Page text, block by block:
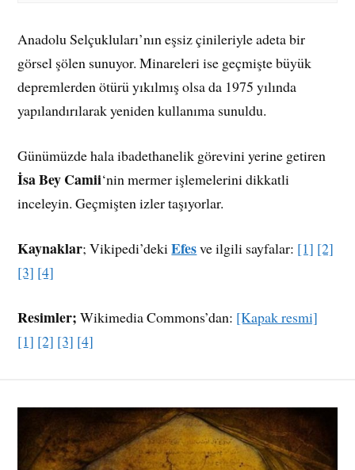
Anadolu Selçukluları’nın eşsiz çinileriyle adeta bir
görsel şölen sunuyor. Minareleri ise geçmişte büyük
depremlerden ötürü yıkılmış olsa da 1975 yılında
yapılandırılarak yeniden kullanıma sunuldu.
Günümüzde hala ibadethanelik görevini yerine getiren
İsa Bey Camii‘nin mermer işlemelerini dikkatli
inceleyin. Geçmişten izler taşıyorlar.
Kaynaklar; Vikipedi’dekiEfesve ilgili sayfalar: [1] [2]
[3] [4]
Resimler; Wikimedia Commons’dan: [Kapak resmi]
[1] [2] [3] [4]